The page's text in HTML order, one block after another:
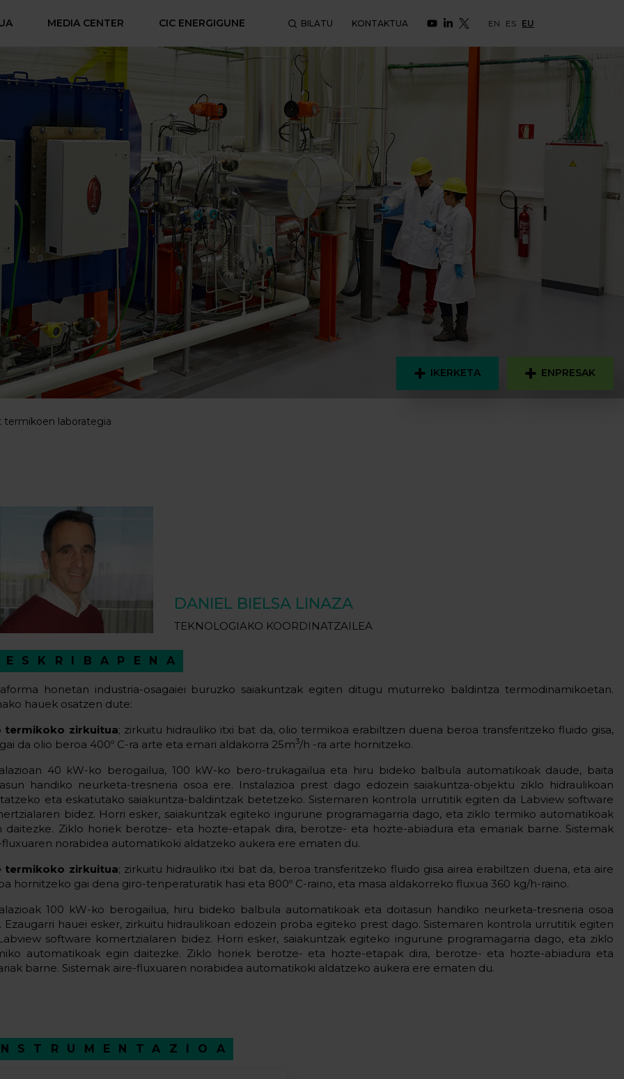
MEDIA CENTER CIC ENERGIGUNE BILATU KONTAKTUA EN ES EU
IKERKETA ENPRESAK
laborategia
DANIEL BIELSA LINAZA
TEKNOLOGIAKO KOORDINATZAILEA
honetan industria-osagaiei buruzko saiakuntzak egiten ditugu muturreko baldintza termodinamikoetan.
hauek osatzen dute:
termikoko zirkuitua; zirkuitu hidrauliko itxi bat da, olio termikoa erabiltzen duena beroa transferitzeko fluido gisa,
da olio beroa 400º C-ra arte eta emari aldakorra 25m3/h -ra arte hornitzeko.
40 kW-ko berogailua, 100 kW-ko bero-trukagailua eta hiru bideko balbula automatikoak daude, baita
handiko neurketa-tresneria osoa ere. Instalazioa prest dago edozein saiakuntza-objektu ziklo hidraulikoan
eta eskatutako saiakuntza-baldintzak betetzeko. Sistemaren kontrola urrutitik egiten da Labview software
bidez. Horri esker, saiakuntzak egiteko ingurune programagarria dago, eta ziklo termiko automatikoak
daitezke. Ziklo horiek berotze- eta hozte-etapak dira, berotze- eta hozte-abiadura eta emariak barne. Sistemak
norabidea automatikoki aldatzeko aukera ere ematen du.
termikoko zirkuitua; zirkuitu hidrauliko itxi bat da, beroa transferitzeko fluido gisa airea erabiltzen duena, eta aire
hornitzeko gai dena giro-tenperaturatik hasi eta 800º C-raino, eta masa aldakorreko fluxua 360 kg/h-raino.
100 kW-ko berogailua, hiru bideko balbula automatikoak eta doitasun handiko neurketa-tresneria osoa
Ezaugarri hauei esker, zirkuitu hidraulikoan edozein proba egiteko prest dago. Sistemaren kontrola urrutitik egiten
software komertzialaren bidez. Horri esker, saiakuntzak egiteko ingurune programagarria dago, eta ziklo
automatikoak egin daitezke. Ziklo horiek berotze- eta hozte-etapak dira, berotze- eta hozte-abiadura eta
barne. Sistemak aire-fluxuaren norabidea automatikoki aldatzeko aukera ere ematen du.